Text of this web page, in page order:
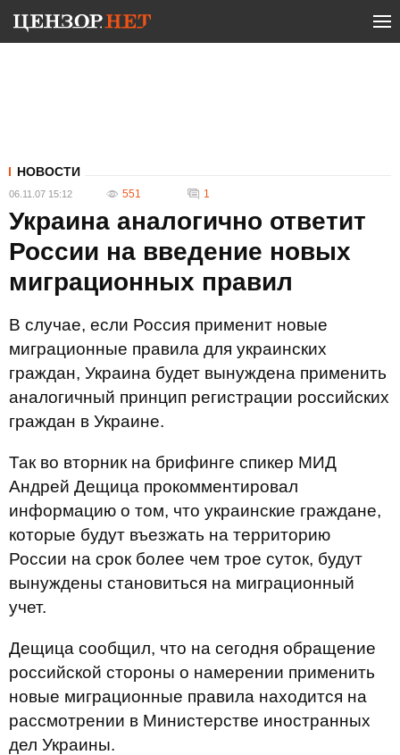
НОВОСТИ
06.11.07 15:12 551 1
Украина аналогично ответит
России на введение новых
миграционных правил
В случае, если Россия применит новые
миграционные правила для украинских
граждан, Украина будет вынуждена применить
аналогичный принцип регистрации российских
граждан в Украине.
Так во вторник на брифинге спикер МИД
Андрей Дещица прокомментировал
информацию о том, что украинские граждане,
которые будут въезжать на территорию
России на срок более чем трое суток, будут
вынуждены становиться на миграционный
учет.
Дещица сообщил, что на сегодня обращение
российской стороны о намерении применить
новые миграционные правила находится на
рассмотрении в Министерстве иностранных
дел Украины.